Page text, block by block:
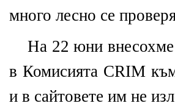
много лесно се
На 22 юни внесохме
в Комисията CRIM
и в сайтовете им не